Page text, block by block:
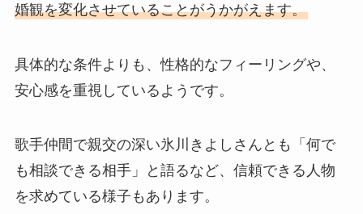
婚観を変化させていることがうかがえます。
具体的な条件よりも、性格的なフィーリングや、
安心感を重視しているようです。
歌手仲間で親交の深い氷川きよしさんとも「何で
も相談できる相手」と語るなど、信頼できる人物
を求めている様子もあります。